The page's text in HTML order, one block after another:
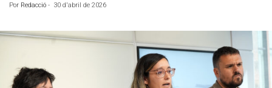
Por Redacció - 30 d'abril de 2026